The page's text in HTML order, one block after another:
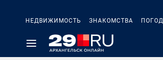
НЕДВИЖИМОСТЬ ЗНАКОМСТВА